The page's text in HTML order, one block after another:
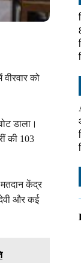
को
डाला।
की 103
केंद्र
देवी और कई